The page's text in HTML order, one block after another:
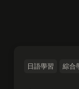
日語學習 綜合